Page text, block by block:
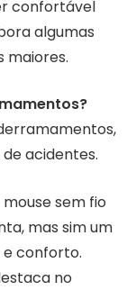
confortável
algumas
maiores.
acidentes.
sem fio
mas sim um
conforto.
no